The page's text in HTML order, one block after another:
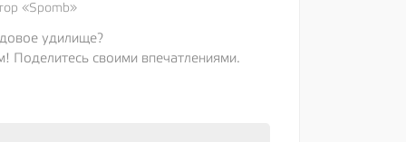
«Spomb»
удилище?
Поделитесь своими впечатлениями.